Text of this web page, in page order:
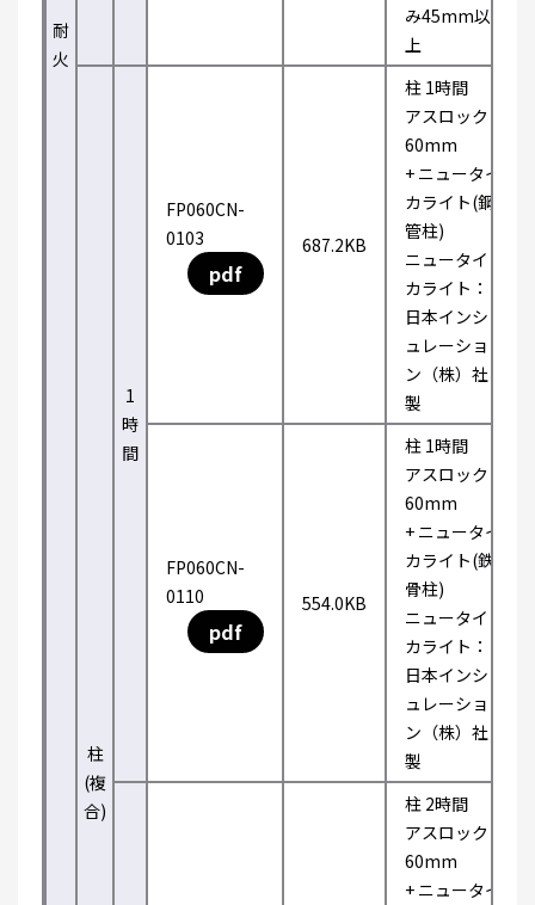
耐
火
み45mm以
上
柱
(複
合)
1
時
間
FP060CN-
0103
pdf
687.2KB
柱 1時間
アスロック
60mm
+ ニュータイ
カライト(鋼
管柱)
ニュータイ
カライト：
日本インシ
ュレーショ
ン（株）社
製
FP060CN-
0110
pdf
554.0KB
柱 1時間
アスロック
60mm
+ ニュータイ
カライト(鉄
骨柱)
ニュータイ
カライト：
日本インシ
ュレーショ
ン（株）社
製
柱 2時間
アスロック
60mm
+ ニュータイ